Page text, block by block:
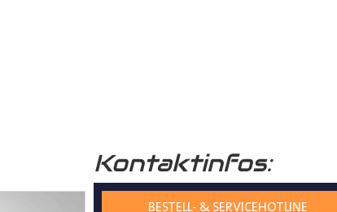
Kontaktinfos:
BESTELL- & SERVICEHOTLINE